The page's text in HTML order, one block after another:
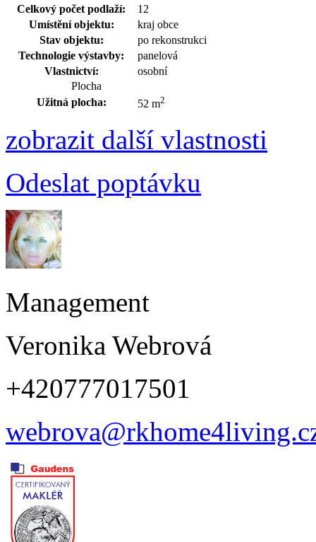
Celkový počet podlaží:
12
Umístění objektu:
kraj obce
Stav objektu:
po rekonstrukci
Technologie výstavby:
panelová
Vlastnictví:
osobní
Plocha
Užitná plocha:
52 m2
zobrazit další vlastnosti
Odeslat poptávku
Management
Veronika Webrová
+420777017501